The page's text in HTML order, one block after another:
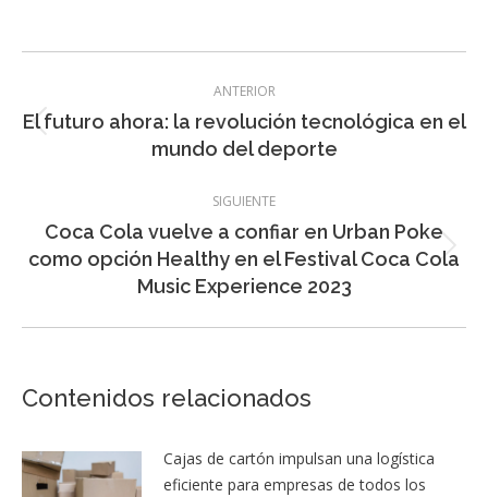
entre
ANTERIOR
Entrada
anterior:
El futuro ahora: la revolución tecnológica en el
mundo del deporte
SIGUIENTE
Entrada
siguiente:
Coca Cola vuelve a confiar en Urban Poke
como opción Healthy en el Festival Coca Cola
Music Experience 2023
Contenidos relacionados
Cajas de cartón impulsan una logística
eficiente para empresas de todos los